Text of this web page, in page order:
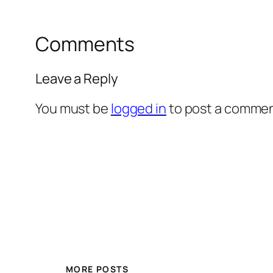
Comments
Leave a Reply
You must be logged into post a
MORE POSTS